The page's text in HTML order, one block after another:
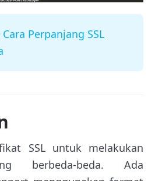
Cara Perpanjang SSL
SSL untuk melakukan
berbeda-beda. Ada